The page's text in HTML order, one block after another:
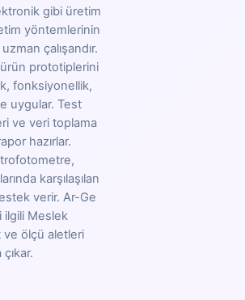
gibi üretim
yöntemlerinin
çalışandır.
prototiplerini
fonksiyonellik,
uygular. Test
ve veri toplama
hazırlar.
karşılaşılan
verir. Ar-Ge
ilgili Meslek
ölçü aletleri